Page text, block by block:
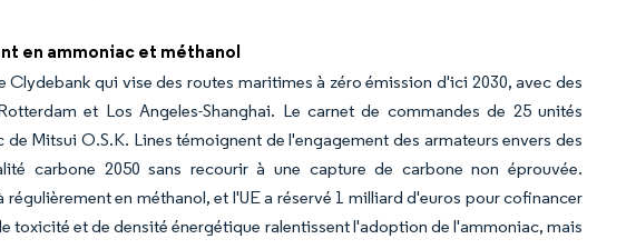
en ammoniac et méthanol
qui vise des routes maritimes à zéro émission d'ici 2030, avec des
et Los Angeles-Shanghai. Le carnet de commandes de 25 unités
Mitsui O.S.K. Lines témoignent de l'engagement des armateurs envers des
carbone 2050 sans recourir à une capture de carbone non éprouvée.
en méthanol, et l'UE a réservé 1 milliard d'euros pour cofinancer
toxicité et de densité énergétique ralentissent l'adoption de l'ammoniac, mais